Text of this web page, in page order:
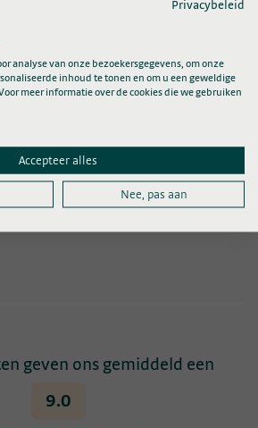
geven ons gemiddeld een
9.0
Privacybeleid
analyse van onze bezoekersgegevens, om onze
inhoud te tonen en om u een geweldige
meer informatie over de cookies die we gebruiken
Accepteer alles
Nee, pas aan